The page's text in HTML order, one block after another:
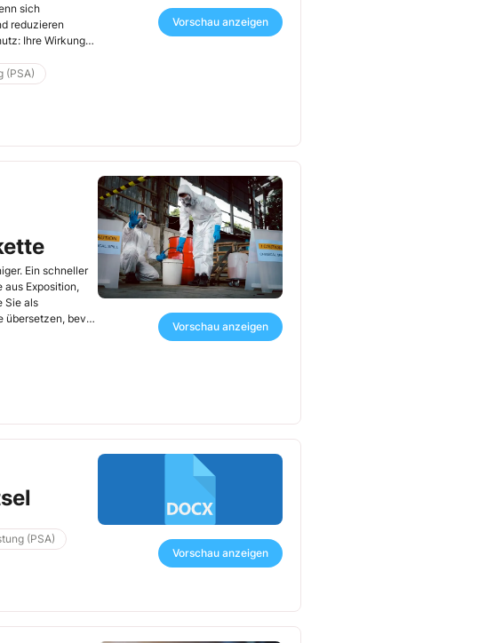
sich
reduzieren
Ihre Wirkung
Kontrolle
(PSA)
Vorschau anzeigen
Ein schneller
aus Exposition,
Sie als
übersetzen, bevor
Vorschau anzeigen
(PSA)
Vorschau anzeigen